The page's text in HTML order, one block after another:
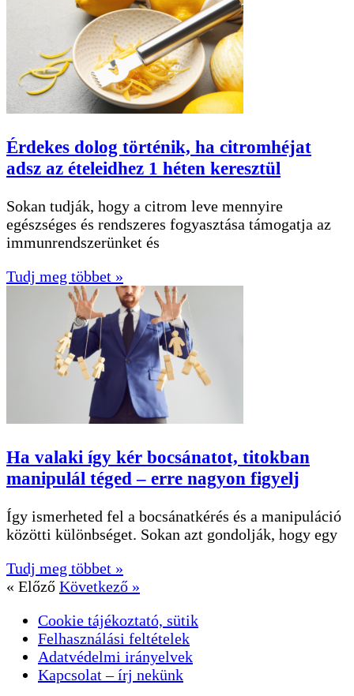
Érdekes dolog történik, ha citromhéjat
adsz az ételeidhez 1 héten keresztül
Sokan tudják, hogy a citrom leve mennyire
egészséges és rendszeres fogyasztása támogatja az
immunrendszerünket és
Tudj meg többet »
Ha valaki így kér bocsánatot, titokban
manipulál téged – erre nagyon figyelj
Így ismerheted fel a bocsánatkérés és a manipuláció
közötti különbséget. Sokan azt gondolják, hogy egy
Tudj meg többet »
« Előző Következő »
Cookie tájékoztató, sütik
Felhasználási feltételek
Adatvédelmi irányelvek
Kapcsolat – írj nekünk